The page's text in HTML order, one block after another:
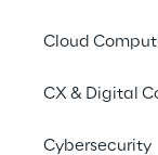
Cloud
CX & Digital
Cybersecurity
die